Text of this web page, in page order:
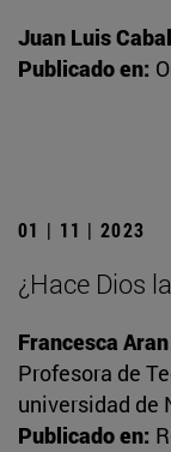
Juan Luis
Publicado en:
01 | 11 | 2023
¿Hace Dios
Francesca
Profesora de
universidad de
Publicado en: